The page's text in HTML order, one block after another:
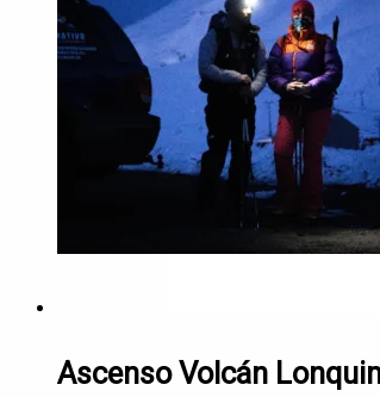
Ascenso Volcán